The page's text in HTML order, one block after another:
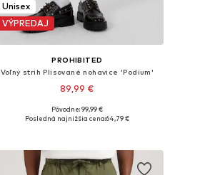
Unisex
VÝPREDAJ
PROHIBITED
Voľný strih Plisované nohavice 'Podium'
89,99 €
Dostupné veľkosti: 44 x 34
Pôvodne: 99,99 €
Posledná najnižšia cena:64,79 €